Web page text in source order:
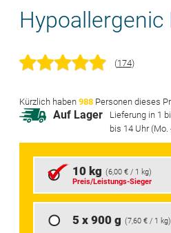
Anfang
Bildgalerie
springen
Hypoallergenic
(174)
Kürzlich haben 988Personen dieses
Auf Lager
Lieferung in 1
bis 14 Uhr (Mo.
10 kg (6,00 €/ 1 kg)
Preis/Leistungs-Sieger
5 x 900 g (7,60 €/ 1 kg)